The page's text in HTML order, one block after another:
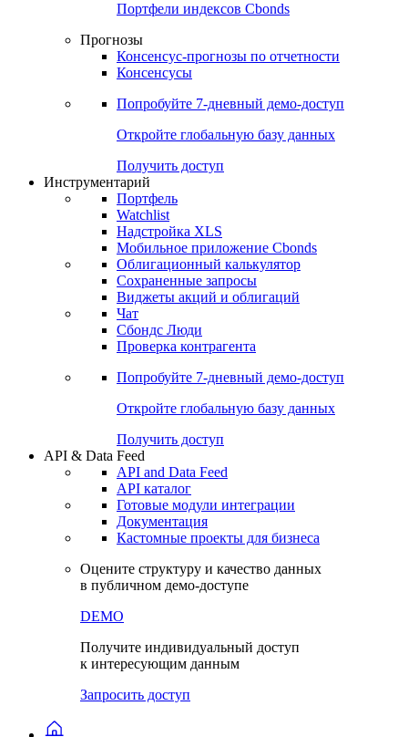
Soft Commodities
Виджет:
Портфели индексов Cbonds
Прогнозы
Консенсусы
Попробуйте7-дневный
Откройте глобальную базу данных
Получить доступ
Инструментарий
Портфель
Watchlist
Надстройка XLS
Мобильное приложение Cbonds
Облигационный калькулятор
Сохраненные запросы
Чат
Проверка контрагента
Попробуйте7-дневный
Откройте глобальную базу данных
Получить доступ
API & Data Feed
API and Data Feed
Готовые модули интеграции
Документация
в публичном демо-доступе